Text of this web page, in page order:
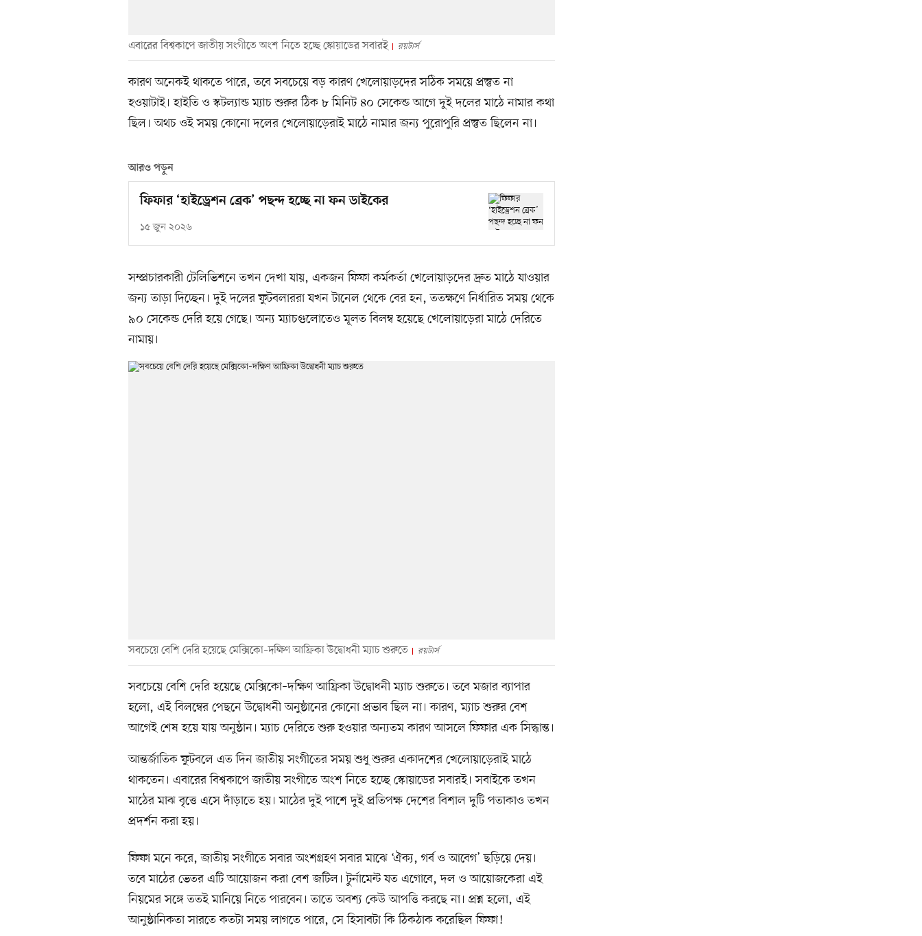
এবারের বিশ্বকাপে জাতীয় সংগীতে অংশ নিতে হচ্ছে স্কোয়াডের সবারই রয়টার্স
কারণ অনেকই থাকতে পারে, তবে সবচেয়ে বড় কারণ খেলোয়াড়দের সঠিক সময়ে প্রস্তুত না
হওয়াটাই। হাইতি ও স্কটল্যান্ড ম্যাচ শুরুর ঠিক ৮ মিনিট ৪০ সেকেন্ড আগে দুই দলের মাঠে নামার কথা
ছিল। অথচ ওই সময় কোনো দলের খেলোয়াড়েরাই মাঠে নামার জন্য পুরোপুরি প্রস্তুত ছিলেন না।
আরও পড়ুন
ফিফার ‘হাইড্রেশন ব্রেক’ পছন্দ হচ্ছে না ফন ডাইকের
১৫ জুন ২০২৬
সম্প্রচারকারী টেলিভিশনে তখন দেখা যায়, একজন ফিফা কর্মকর্তা খেলোয়াড়দের দ্রুত মাঠে যাওয়ার
জন্য তাড়া দিচ্ছেন। দুই দলের ফুটবলাররা যখন টানেল থেকে বের হন, ততক্ষণে নির্ধারিত সময় থেকে
৯০ সেকেন্ড দেরি হয়ে গেছে। অন্য ম্যাচগুলোতেও মূলত বিলম্ব হয়েছে খেলোয়াড়েরা মাঠে দেরিতে
নামায়।
সবচেয়ে বেশি দেরি হয়েছে মেক্সিকো–দক্ষিণ আফ্রিকা উদ্বোধনী ম্যাচ শুরুতে রয়টার্স
সবচেয়ে বেশি দেরি হয়েছে মেক্সিকো–দক্ষিণ আফ্রিকা উদ্বোধনী ম্যাচ শুরুতে। তবে মজার ব্যাপার
হলো, এই বিলম্বের পেছনে উদ্বোধনী অনুষ্ঠানের কোনো প্রভাব ছিল না। কারণ, ম্যাচ শুরুর বেশ
আগেই শেষ হয়ে যায় অনুষ্ঠান। ম্যাচ দেরিতে শুরু হওয়ার অন্যতম কারণ আসলে ফিফার এক সিদ্ধান্ত।
আন্তর্জাতিক ফুটবলে এত দিন জাতীয় সংগীতের সময় শুধু শুরুর একাদশের খেলোয়াড়েরাই মাঠে
থাকতেন। এবারের বিশ্বকাপে জাতীয় সংগীতে অংশ নিতে হচ্ছে স্কোয়াডের সবারই। সবাইকে তখন
মাঠের মাঝ বৃত্তে এসে দাঁড়াতে হয়। মাঠের দুই পাশে দুই প্রতিপক্ষ দেশের বিশাল দুটি পতাকাও তখন
প্রদর্শন করা হয়।
ফিফা মনে করে, জাতীয় সংগীতে সবার অংশগ্রহণ সবার মাঝে ‘ঐক্য, গর্ব ও আবেগ’ ছড়িয়ে দেয়।
তবে মাঠের ভেতর এটি আয়োজন করা বেশ জটিল। টুর্নামেন্ট যত এগোবে, দল ও আয়োজকেরা এই
নিয়মের সঙ্গে ততই মানিয়ে নিতে পারবেন। তাতে অবশ্য কেউ আপত্তি করছে না। প্রশ্ন হলো, এই
আনুষ্ঠানিকতা সারতে কতটা সময় লাগতে পারে, সে হিসাবটা কি ঠিকঠাক করেছিল ফিফা!